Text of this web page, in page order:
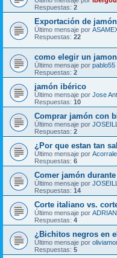
Respuestas: 2
Exportación de
Último mensaje por
Respuestas: 22
como elegir un
Último mensaje por pablo55
Respuestas: 2
jamón ibérico
Último mensaje por Jose
Respuestas: 10
Comprar jamón con
Último mensaje por
Respuestas: 2
¿Por que estan tan
Último mensaje por
Respuestas: 6
Comer jamón
Último mensaje por
Respuestas: 14
Corte italiano vs.
Último mensaje por
Respuestas: 4
¿Bichitos negros en
Último mensaje por
Respuestas: 5